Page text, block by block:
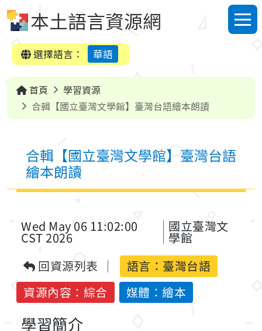
本土語言資源網
選單
選擇語言：
華語
首頁
學習資源
合輯【國立臺灣文學館】臺灣台語繪本朗讀
合輯【國立臺灣文學館】臺灣台語
繪本朗讀
Wed May 06 11:02:00
CST 2026
國立臺灣文
學館
回資源列表
語言： 臺灣台語
資源內容：綜合
媒體：繪本
學習簡介